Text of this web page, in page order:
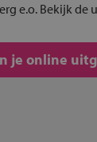
e.o. Bekijk
je online